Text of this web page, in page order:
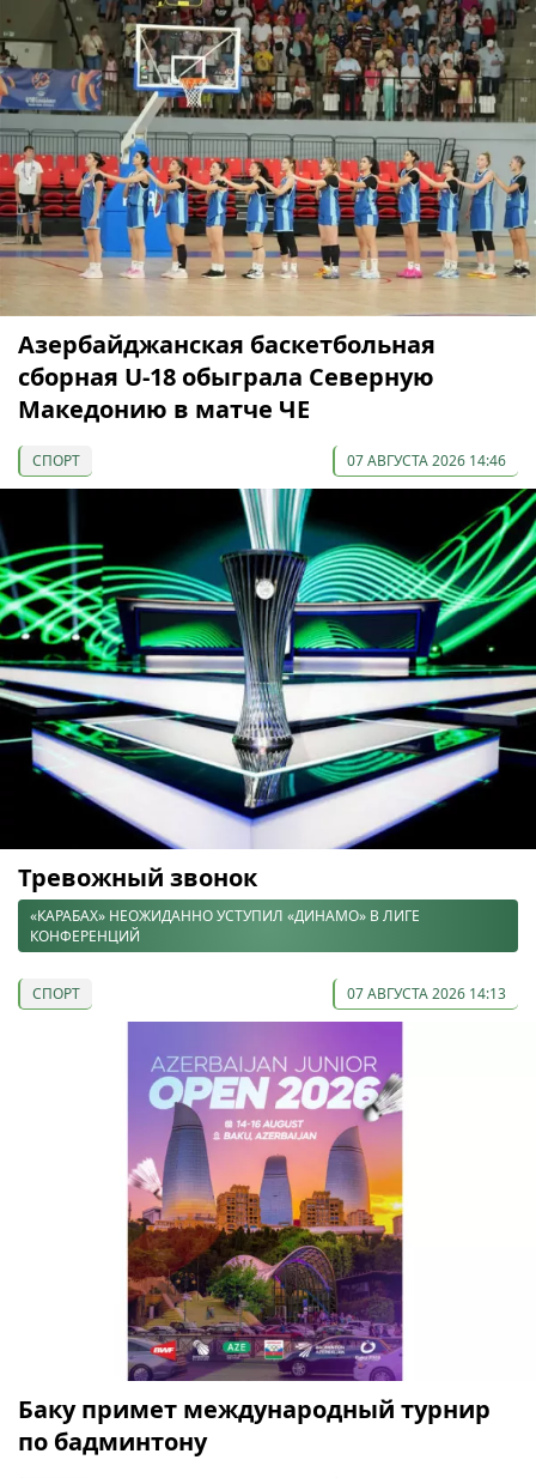
Азербайджанская баскетбольная
сборная U-18 обыграла Северную
Македонию в матче ЧЕ
СПОРТ 07 АВГУСТА 2026 14:46
Тревожный звонок
«КАРАБАХ» НЕОЖИДАННО УСТУПИЛ «ДИНАМО» В ЛИГЕ
КОНФЕРЕНЦИЙ
СПОРТ 07 АВГУСТА 2026 14:13
Баку примет международный турнир
по бадминтону